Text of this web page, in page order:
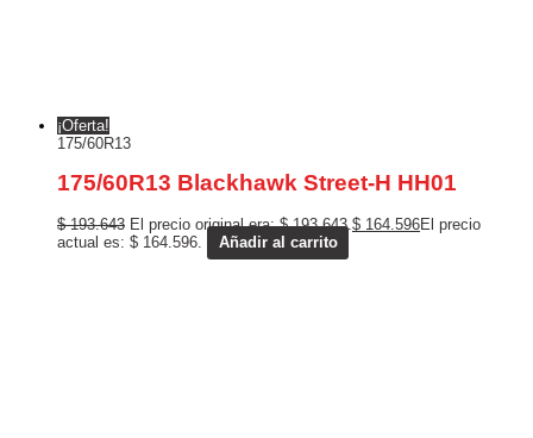
¡Oferta!
175/60R13
175/60R13 Blackhawk Street-H HH01
$193.643 El precio original era: $ 193.643.$ 164.596El precio
actual es: $ 164.596.
Añadir al carrito